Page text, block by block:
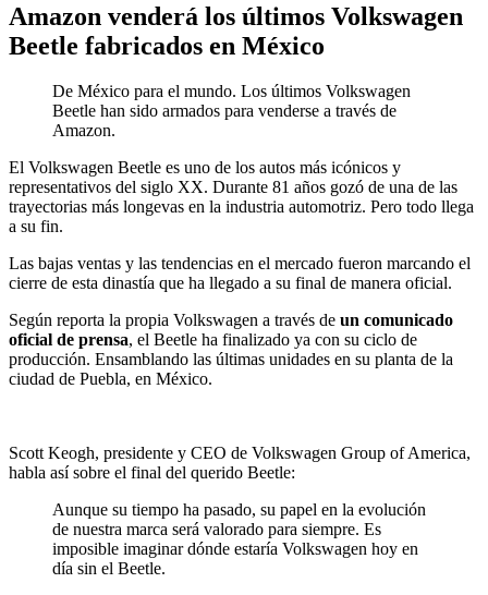
Amazon venderá los últimos Volkswagen
Beetle fabricados en México
De México para el mundo. Los últimos Volkswagen
Beetle han sido armados para venderse a través de
Amazon.
El Volkswagen Beetle es uno de los autos más icónicos y
representativos del siglo XX. Durante 81 años gozó de una de las
trayectorias más longevas en la industria automotriz. Pero todo llega
a su fin.
Las bajas ventas y las tendencias en el mercado fueron marcando el
cierre de esta dinastía que ha llegado a su final de manera oficial.
Según reporta la propia Volkswagen a través de un comunicado
oficial de prensa, el Beetle ha finalizado ya con su ciclo de
producción. Ensamblando las últimas unidades en su planta de la
ciudad de Puebla, en México.
Scott Keogh, presidente y CEO de Volkswagen Group of America,
habla así sobre el final del querido Beetle:
Aunque su tiempo ha pasado, su papel en la evolución
de nuestra marca será valorado para siempre. Es
imposible imaginar dónde estaría Volkswagen hoy en
día sin el Beetle.